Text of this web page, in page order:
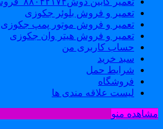
تعمیر و فروش بلوئر جکوزی
تعمیر و فروش موتور پمپ جکوزی
تعمیر و فروش هیتر وان جکوزی
حساب کاربری من
سبد خرید
شرایط حمل
فروشگاه
لیست علاقه مندی ها
مشاهده منو